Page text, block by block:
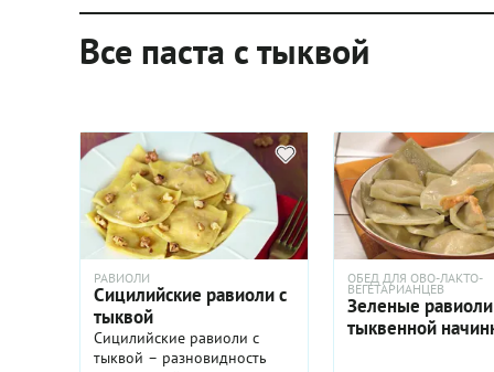
Все паста с тыквой
РАВИОЛИ
Сицилийские равиоли с
тыквой
Сицилийские равиоли с
тыквой – разновидность
ОБЕД ДЛЯ ОВО-ЛАКТО-
ВЕГЕТАРИАНЦЕВ
Зеленые равиоли
тыквенной